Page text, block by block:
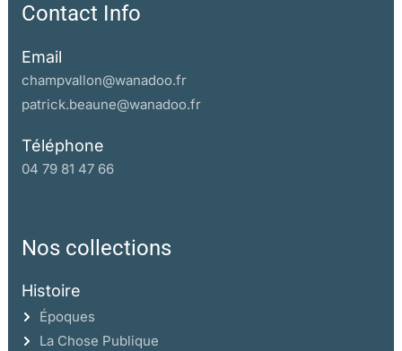
Contact Info
Email
champvallon@wanadoo.fr
patrick.beaune@wanadoo.fr
Téléphone
04 79 81 47 66
Nos collections
Histoire
Époques
La Chose Publique